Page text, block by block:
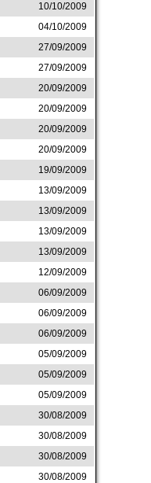
10/10/2009
04/10/2009
27/09/2009
27/09/2009
20/09/2009
20/09/2009
20/09/2009
20/09/2009
19/09/2009
13/09/2009
13/09/2009
13/09/2009
13/09/2009
12/09/2009
06/09/2009
06/09/2009
06/09/2009
05/09/2009
05/09/2009
05/09/2009
30/08/2009
30/08/2009
30/08/2009
30/08/2009